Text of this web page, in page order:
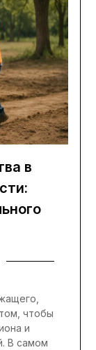
в
чтобы
и
В самом